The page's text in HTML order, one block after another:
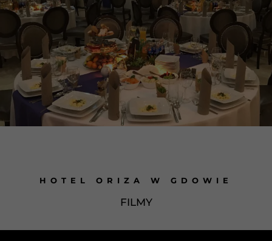
HOTEL ORIZA W GDOWIE
FILMY